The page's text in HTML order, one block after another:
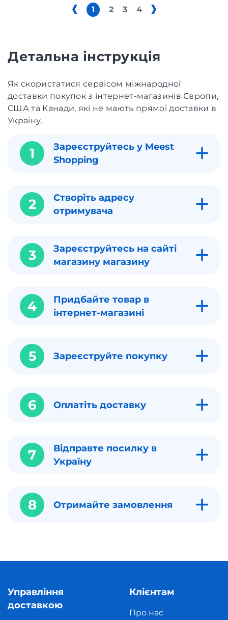
1 2 3 4
Детальна інструкція
Як скористатися сервісом міжнародної
доставки покупок з інтернет-магазинів Європи,
США та Канади, які не мають прямої доставки в
Україну.
1
Зареєструйтесь у Meest
Shopping
2
Створіть адресу
отримувача
3
Зареєструйтесь на сайті
магазину магазину
4
Придбайте товар в
інтернет-магазині
5 Зареєструйте покупку
6 Оплатіть доставку
7
Відправте посилку в
Україну
8 Отримайте замовлення
Управління
доставкою
Клієнтам
Про нас